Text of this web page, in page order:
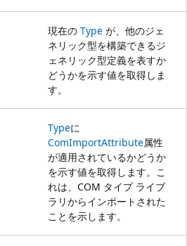
現在の Type が、他のジェ
ネリック型を構築できるジ
ェネリック型定義を表すか
どうかを示す値を取得しま
す。
Typeに
ComImportAttribute属性
が適用されているかどうか
を示す値を取得します。こ
れは、COM タイプ ライブ
ラリからインポートされた
ことを示します。